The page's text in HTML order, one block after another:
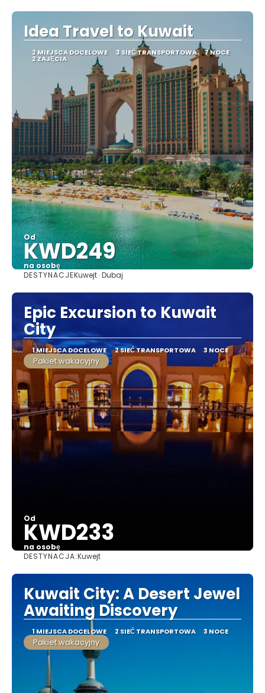
Idea Travel to Kuwait
2 MIEJSCA DOCELOWE 3 SIEĆ TRANSPORTOWA 7 NOCE
2 ZAJĘCIA
Od
KWD249
na osobę
Zobacz
DESTYNACJEKuwejt · Dubaj
Epic Excursion to Kuwait
City
1 MIEJSCA DOCELOWE 2 SIEĆ TRANSPORTOWA 3 NOCE
Pakiet wakacyjny
Od
KWD233
na osobę
DESTYNACJA:Kuwejt
Kuwait City: A Desert Jewel
Awaiting Discovery
1 MIEJSCA DOCELOWE 2 SIEĆ TRANSPORTOWA 3 NOCE
Pakiet wakacyjny